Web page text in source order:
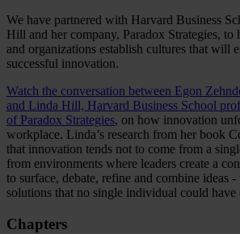
We have partnered with Harvard Business
Hill and her company, Paradox Strategies, to
and organizations establish cultures that will
successful innovation.
Watch the conversation between Egon
and Linda Hill, Harvard Business School
of Paradox Strategies, on how innovation
workplace. Linda’s research from her book
that innovation tends not to come from a
from environments where leaders create a
to surface, debate, refine and combine ideas
solutions that no single individual could have
Chapters